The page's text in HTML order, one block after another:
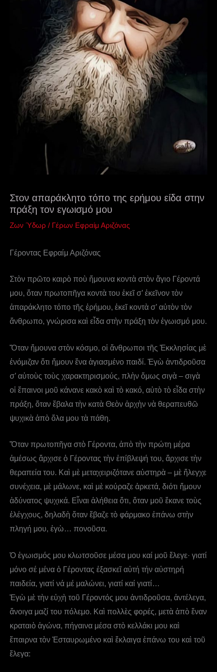
Στον απαράκλητο τόπο της ερήμου είδα στην
πράξη τον εγωισμό μου
Ζων Ύδωρ / Γέρων Εφραίμ Αριζόνας
Γέροντας Εφραίμ Αριζόνας
Στὸν πρῶτο καιρὸ ποὺ ἤμουνα κοντὰ στὸν ἅγιο Γέροντά
μου, ὅταν πρωτοπῆγα κοντὰ του ἐκεῖ σ’ ἐκεῖνον τὸν
ἀπαράκλητο τόπο τῆς ἐρήμου, ἐκεῖ κοντὰ σ’ αὐτὸν τὸν
ἄνθρωπο, γνώρισα καὶ εἶδα στὴν πράξη τὸν ἐγωισμό μου.
Ὅταν ἤμουνα στὸν κόσμο, οἱ ἄνθρωποι τῆς Ἐκκλησίας μὲ
ἐνόμιζαν ὅτι ἤμουν ἕνα ἁγιασμένο παιδί. Ἐγὼ ἀντιδροῦσα
σ’ αὐτοὺς τοὺς χαρακτηρισμούς, πλὴν ὅμως σιγὰ – σιγὰ
οἱ ἔπαινοι μοῦ κάνανε κακὸ καὶ τὸ κακό, αὐτὸ τὸ εἶδα στὴν
πράξη, ὅταν ἔβαλα τὴν κατὰ Θεὸν ἀρχὴν νὰ θεραπευθῶ
ψυχικὰ ἀπὸ ὅλα μου τὰ πάθη.
Ὅταν πρωτοπῆγα στὸ Γέροντα, ἀπὸ τὴν πρώτη μέρα
ἀμέσως ἄρχισε ὁ Γέροντας τὴν ἐπίβλεψή του, ἄρχισε τὴν
θεραπεία του. Καὶ μὲ μεταχειριζότανε αὐστηρὰ – μὲ ἤλεγχε
συνέχεια, μὲ μάλωνε, καὶ μὲ κούραζε ἀρκετά, διότι ἤμουν
ἀδύνατος ψυχικά. Eἶναι ἀλήθεια ὅτι, ὅταν μοῦ ἔκανε τοὺς
ἐλέγχους, δηλαδὴ ὅταν ἔβαζε τὸ φάρμακο ἐπάνω στὴν
πληγή μου, ἐγὼ… πονοῦσα.
Ὁ ἐγωισμός μου κλωτσοῦσε μέσα μου καί μοῦ ἔλεγε· γιατί
μόνο σέ μένα ὁ Γέροντας ἐξασκεῖ αὐτή τήν αὐστηρή
παιδεία, γιατί νά μέ μαλώνει, γιατί καί γιατί…
Ἐγὼ μὲ τὴν εὐχὴ τοῦ Γέροντός μου ἀντιδροῦσα, ἀντέλεγα,
ἄνοιγα μαζί του πόλεμο. Καὶ πολλὲς φορές, μετὰ ἀπὸ ἕναν
κραταιὸ ἀγώνα, πήγαινα μέσα στὸ κελλάκι μου καὶ
ἔπαιρνα τὸν Ἐσταυρωμένο καὶ ἔκλαιγα ἐπάνω του καὶ τοῦ
ἔλεγα: